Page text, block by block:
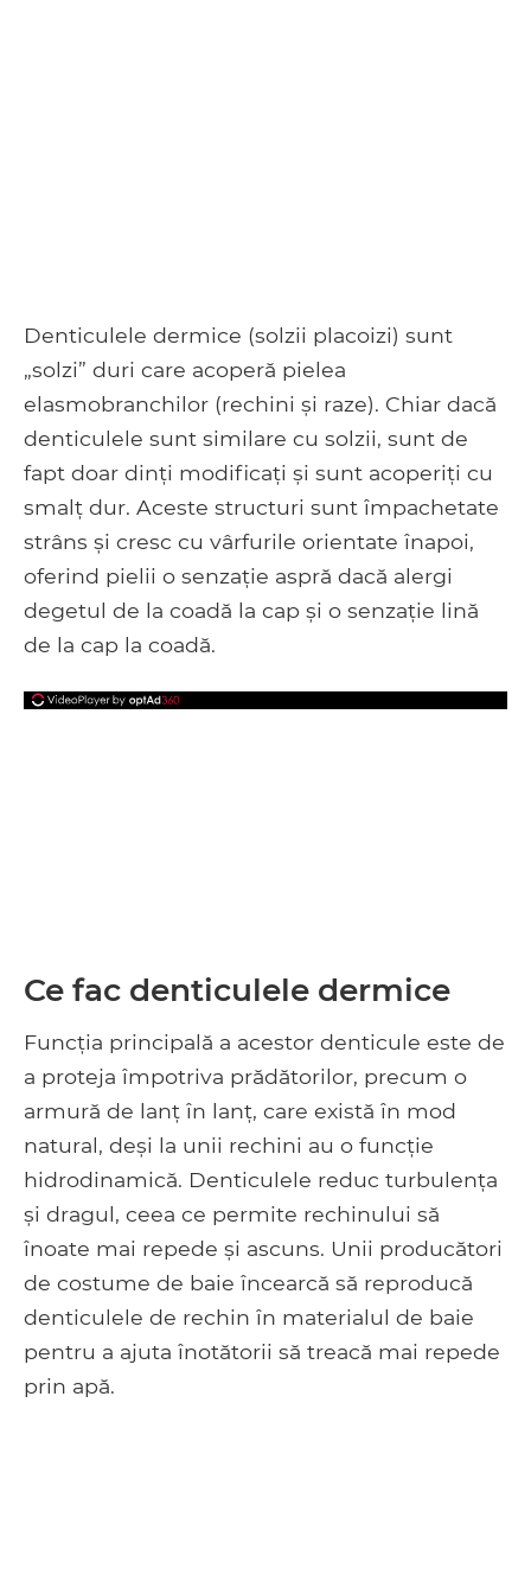
Denticulele dermice (solzii placoizi) sunt
„solzi” duri care acoperă pielea
elasmobranchilor (rechini și raze). Chiar dacă
denticulele sunt similare cu solzii, sunt de
fapt doar dinți modificați și sunt acoperiți cu
smalț dur. Aceste structuri sunt împachetate
strâns și cresc cu vârfurile orientate înapoi,
oferind pielii o senzație aspră dacă alergi
degetul de la coadă la cap și o senzație lină
de la cap la coadă.
Ce fac denticulele dermice
Funcția principală a acestor denticule este de
a proteja împotriva prădătorilor, precum o
armură de lanț în lanț, care există în mod
natural, deși la unii rechini au o funcție
hidrodinamică. Denticulele reduc turbulența
și dragul, ceea ce permite rechinului să
înoate mai repede și ascuns. Unii producători
de costume de baie încearcă să reproducă
denticulele de rechin în materialul de baie
pentru a ajuta înotătorii să treacă mai repede
prin apă.